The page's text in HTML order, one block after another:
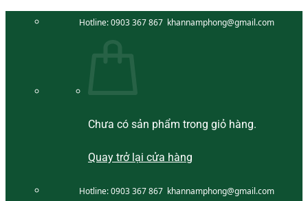
Hotline:0903 367 867 khannamphong@gmail.com
Chưa có sản phẩm trong giỏ hàng.
Quay trở lại cửa hàng
Hotline:0903 367 867 khannamphong@gmail.com